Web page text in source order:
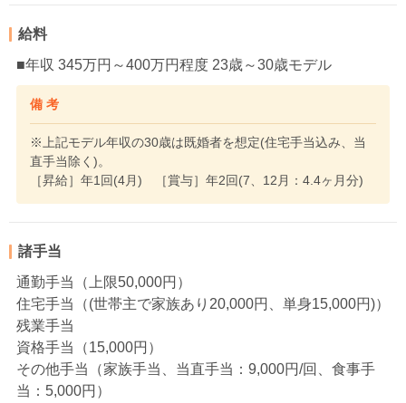
給料
■年収 345万円～400万円程度 23歳～30歳モデル
備 考
※上記モデル年収の30歳は既婚者を想定(住宅手当込み、当
直手当除く)。
［昇給］年1回(4月) ［賞与］年2回(7、12月：4.4ヶ月分)
諸手当
通勤手当（上限50,000円）
住宅手当（(世帯主で家族あり20,000円、単身15,000円)）
残業手当
資格手当（15,000円）
その他手当（家族手当、当直手当：9,000円/回、食事手
当：5,000円）